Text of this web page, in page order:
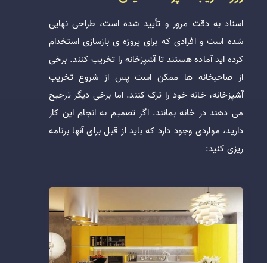
اسناد به دقت مرور و تأیید شده است، طراحی نهایی
شده است و افرادی که برای پروژه ی بازسازی استخدام
کرده اید آماده هستند تا آشپزخانه را تخریب کنند. برخی
از صاحبخانه ها ممکن است پس از شروع تخریب
آشپزخانه، خانه خود را ترک کنند. اما برخی دیگر ترجیح
می دهند در خانه بمانند. اگر تصمیم به انجام این کار
دارید، مواردی وجود دارد که باید از قبل برای آنها برنامه
ریزی کنید: